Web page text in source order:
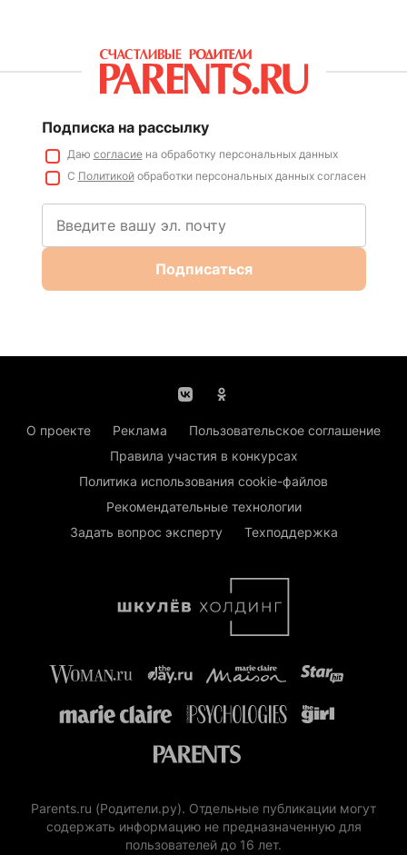
Подписка на рассылку
Даю согласиена обработку персональных данных
С Политикойобработки персональных данных согласен
Подписаться
О проекте Реклама
Пользовательское соглашение
Правила участия в конкурсах
Политика использования cookie-файлов
Рекомендательные технологии
Задать вопрос эксперту
Техподдержка
Parents.ru (Родители.ру). Отдельные публикации могут
содержать информацию не предназначенную для
пользователей до 16 лет.